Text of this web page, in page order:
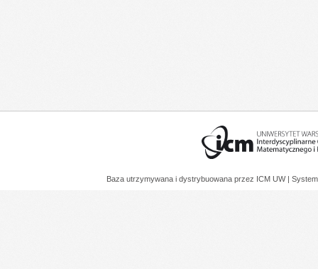
Baza utrzymywana i dystrybuowana przez ICM UW |